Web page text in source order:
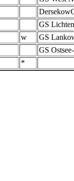
GS
w
GS
GS
*